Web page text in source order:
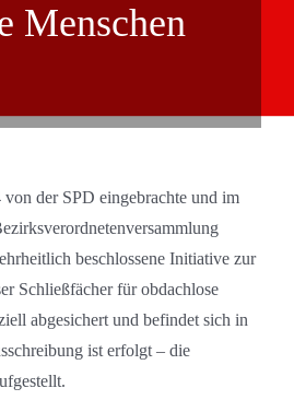
Menschen
der SPD eingebrachte und im
beschlossene Initiative zur
Schließfächer für obdachlose
abgesichert und befindet sich in
ist erfolgt – die